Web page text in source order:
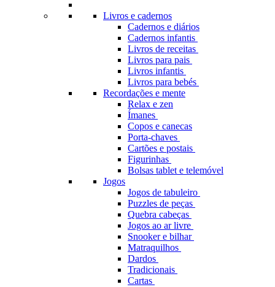
Livros e cadernos
Cadernos e diários
Cadernos infantis
Livros de receitas
Livros para pais
Livros infantis
Livros para bebés
Recordações e mente
Relax e zen
Ímanes
Copos e canecas
Porta-chaves
Cartões e postais
Figurinhas
Bolsas tablet e telemóvel
Jogos
Jogos de tabuleiro
Puzzles de peças
Quebra cabeças
Jogos ao ar livre
Snooker e bilhar
Matraquilhos
Dardos
Tradicionais
Cartas